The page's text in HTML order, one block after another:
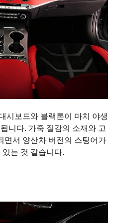
시보드와 블랙톤이 마치 야생
니다. 가죽 질감의 소재와 고
면서 양산차 버전의 스팅어가
는 것 같습니다.